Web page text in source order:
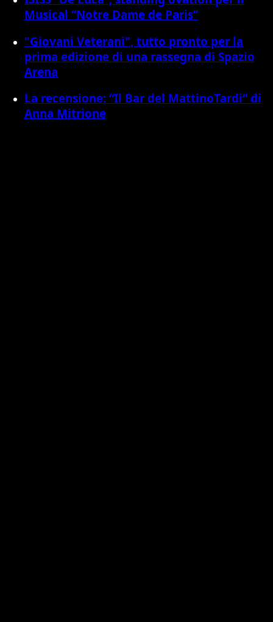
Musical “Notre Dame de Paris”
"Giovani Veterani", tutto pronto per la
prima edizione di una rassegna di Spazio
Arena
La recensione: “Il Bar del MattinoTardi” di
Anna Mitrione